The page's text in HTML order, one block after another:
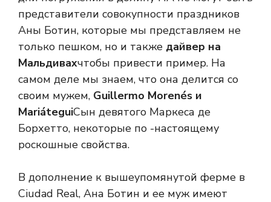
представители совокупности праздников
Аны Ботин, которые мы представляем не
только пешком, но и также дайвер на
Мальдивахчтобы привести пример. На
самом деле мы знаем, что она делится со
своим мужем, Guillermo Morenés и
MariáteguiСын девятого Маркеса де
Борхетто, некоторые по -настоящему
роскошные свойства.
В дополнение к вышеупомянутой ферме в
Ciudad Real, Ана Ботин и ее муж имеют